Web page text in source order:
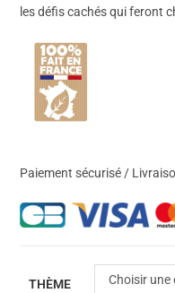
les défis cachés qui feront
Paiement sécurisé /
THÈME Choisir une